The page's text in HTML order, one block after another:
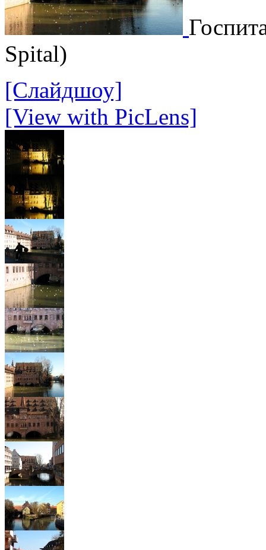
Spital)
[Слайдшоу]
[View with PicLens]